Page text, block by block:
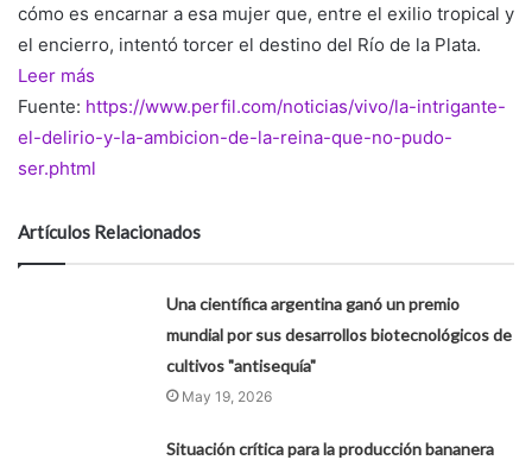
cómo es encarnar a esa mujer que, entre el exilio tropical y
el encierro, intentó torcer el destino del Río de la Plata.
Leer más
Fuente: https://www.perfil.com/noticias/vivo/la-intrigante-
el-delirio-y-la-ambicion-de-la-reina-que-no-pudo-
ser.phtml
Artículos Relacionados
Una científica argentina ganó un premio
mundial por sus desarrollos biotecnológicos de
cultivos "antisequía"
May 19, 2026
Situación crítica para la producción bananera